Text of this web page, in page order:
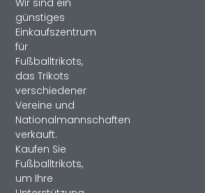
günstiges
Einkaufszentrum
für
Fußballtrikots,
das Trikots
verschiedener
Vereine und
Nationalmannschaften
verkauft.
Kaufen Sie
Fußballtrikots,
um Ihre